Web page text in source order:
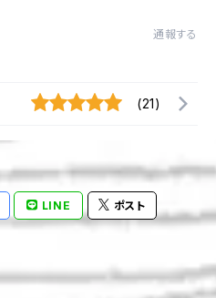
通報する
(21)
LINE ポスト